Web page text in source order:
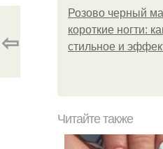
Розово черный
короткие ногти:
стильное и
⇦
Читайте также